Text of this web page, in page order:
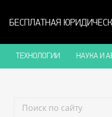
БЕСПЛАТНАЯ
ТЕХНОЛОГИИ НАУКА И